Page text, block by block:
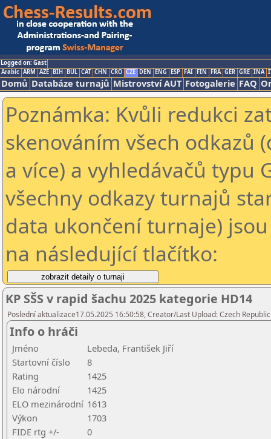
Logged on: Gast
Arabic ARM AZE BIH BUL CAT CHN CRO CZE DEN ENG ESP FAI FIN FRA GER GRE INA
Domů Databáze turnajů Mistrovství AUT Fotogalerie FAQ
Poznámka: Kvůli redukci
skenováním všech odkazů
a více) a vyhledávačů typu
všechny odkazy turnajů
data ukončení turnaje)
na následující tlačítko:
KP SŠS v rapid šachu 2025 kategorie HD14
Poslední aktualizace17.05.2025 16:50:58, Creator/Last Upload: Czech
Info o hráči
Jméno
Lebeda, František Jiří
Startovní číslo
8
Rating
1425
Elo národní
1425
ELO mezinárodní 1613
Výkon
1703
FIDE rtg +/-
0